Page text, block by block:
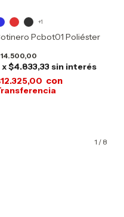
Pcbot01 Poliéster
x$4.833,33 sin interés
con
+1
1 / 8